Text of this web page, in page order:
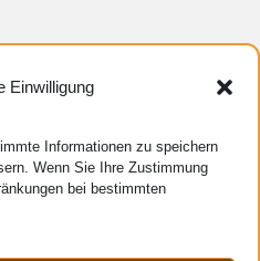
Einwilligung
Informationen zu speichern
Wenn Sie Ihre Zustimmung
bei bestimmten
Daten